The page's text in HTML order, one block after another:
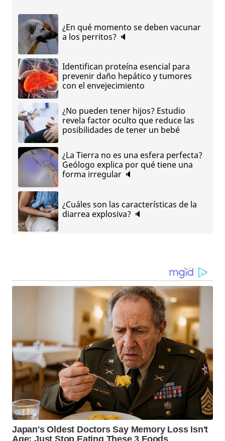
¿En qué momento se deben vacunar
a los perritos? 🔈
Identifican proteína esencial para
prevenir daño hepático y tumores
con el envejecimiento
¿No pueden tener hijos? Estudio
revela factor oculto que reduce las
posibilidades de tener un bebé
¿La Tierra no es una esfera perfecta?
Geólogo explica por qué tiene una
forma irregular 🔈
¿Cuáles son las características de la
diarrea explosiva? 🔈